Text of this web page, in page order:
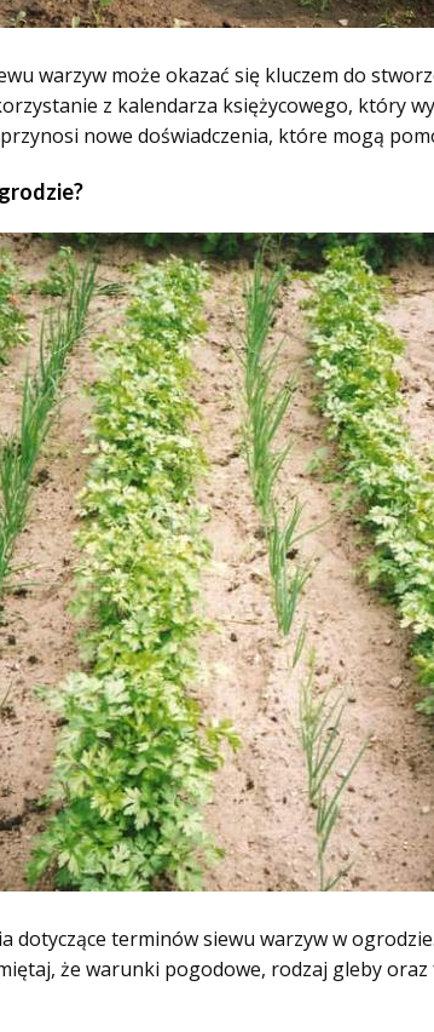
warzyw może okazać się kluczem do
z kalendarza księżycowego, który
nowe doświadczenia, które mogą
dotyczące terminów siewu warzyw w
że warunki pogodowe, rodzaj gleby